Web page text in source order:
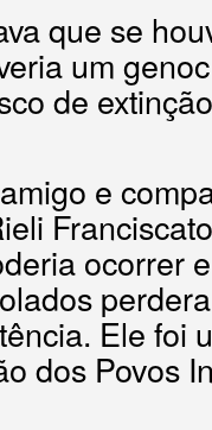
que se
um
de
e
ocorrer
Ele foi
dos Povos